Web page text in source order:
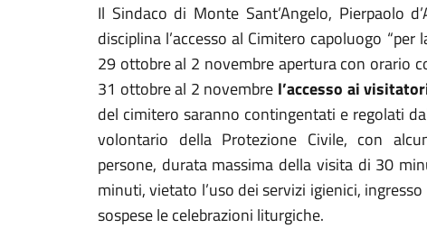
Il Sindaco di Monte Sant’Angelo, Pierpaolo
disciplina l’accesso al Cimitero capoluogo
29 ottobre al 2 novembre apertura con orario
31 ottobre al 2 novembre l’accesso ai
del cimitero saranno contingentati e regolati
volontario della Protezione Civile, con
persone, durata massima della visita di 30
minuti, vietato l’uso dei servizi igienici,
sospese le celebrazioni liturgiche.